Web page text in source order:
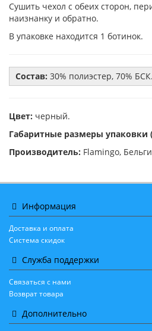
Сушить чехол с обеих сторон,
наизнанку и обратно.
В упаковке находится 1 ботинок.
Состав: 30% полиэстер, 70% БСК.
Цвет: черный.
Габаритные размеры упаковки
Производитель: Flamingo,
Информация
Доставка и оплата
Система скидок
Служба поддержки
Связаться с нами
Возврат товара
Дополнительно